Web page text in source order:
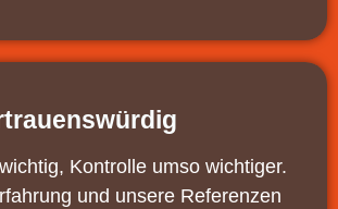
Kontrolle umso wichtiger.
und unsere Referenzen